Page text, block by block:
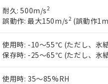
耐久: 500m/s2
誤動作: 最大150m/s2(誤動作
使用時: -10～55℃ (ただし、氷
保存時: -25～65℃ (ただし、氷
使用時: 35～85%RH
さい。
※当社の共同利用者と
いる法人を指します。
下記の非含有証明書をダウン
EU RoHS指令（10物質）の
51物質の非含有証明書（当
※本証明書は発行日時点で非
また、RoHS指令のフタル
混在することから備考欄に